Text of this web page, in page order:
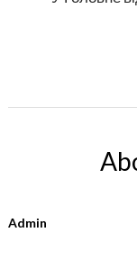
Admin